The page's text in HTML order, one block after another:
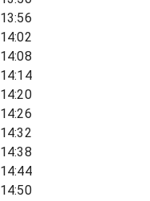
13:56
14:02
14:08
14:14
14:20
14:26
14:32
14:38
14:44
14:50